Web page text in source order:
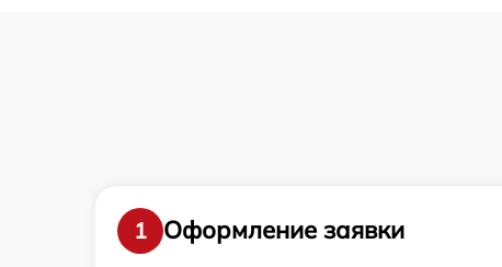
1
Оформление заявки